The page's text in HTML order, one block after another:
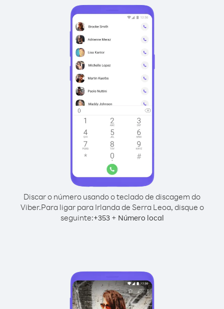
Discar o número usando o teclado de discagem do
Viber.Para ligar para Irlanda de Serra Leoa, disque o
seguinte:+353+ Número local